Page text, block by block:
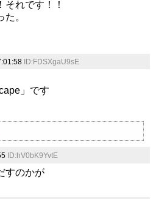
れです！！
。
ID:FDSXgaU9sE
」です
ID:hV0bK9YvtE
すのかが